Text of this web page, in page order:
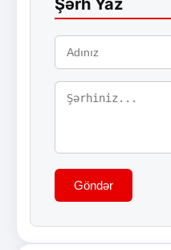
Şərh Yaz
Göndər